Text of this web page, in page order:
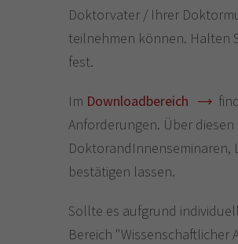
Doktorvater / Ihrer
teilnehmen können. Halten
fest.
Im Downloadbereich
Anforderungen. Über
DoktorandInnenseminaren,
bestätigen lassen.
Sollte es aufgrund
Bereich "Wissenschaftlicher